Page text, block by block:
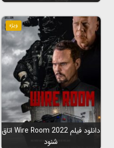
ویژه
دانلود فیلم Wire Room 2022 اتاق
شنود